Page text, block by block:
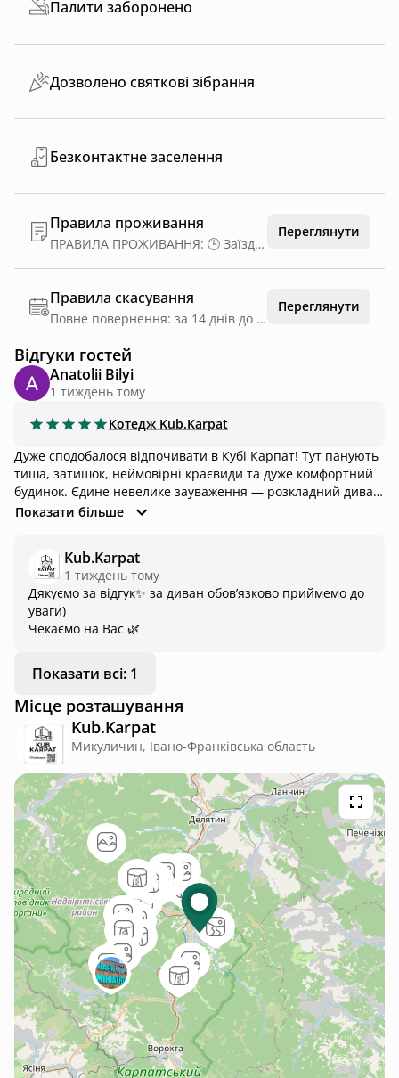
Палити заборонено
Дозволено святкові зібрання
Безконтактне заселення
Правила проживання
ПРАВИЛА ПРОЖИВАННЯ: 🕒 Заїзд з 14:00 🕚 Виїзд до 11:00 🚫 Гучні вечірки не дозволяються 🎆 Піротехніка та феєрверки заборонені 🚬 Куріння — тільки на терасі 🔥 Вогонь — лише в мангалі Шановні гості, наші будиночки створені для затишного відпочинку, тому просимо не влаштовувати гучних святкувань. 🎶 Музика — тільки всередині будинку. Поважаймо комфорт та особистий простір один одного. ❤️ Дякуємо за розуміння та відповідальність!
Переглянути
Правила скасування
Повне повернення: за 14 днів до дати заїзду
Переглянути
Відгуки гостей
Anatolii Bilyi
1 тиждень тому
Котедж Kub.Karpat
Дуже сподобалося відпочивати в Кубі Карпат! Тут панують
тиша, затишок, неймовірні краєвиди та дуже комфортний
будинок. Єдине невелике зауваження — розкладний диван
трохи жорсткуватий і не розкладається на повну довжину
задоволенням приїдемо ще!
Показати більше
Kub.Karpat
1 тиждень тому
Дякуємо за відгук✨ за диван обовʼязково приймемо до
уваги)
Чекаємо на Вас 🌿
Показати всі: 1
Місце розташування
Kub.Karpat
Микуличин, Івано-Франківська область